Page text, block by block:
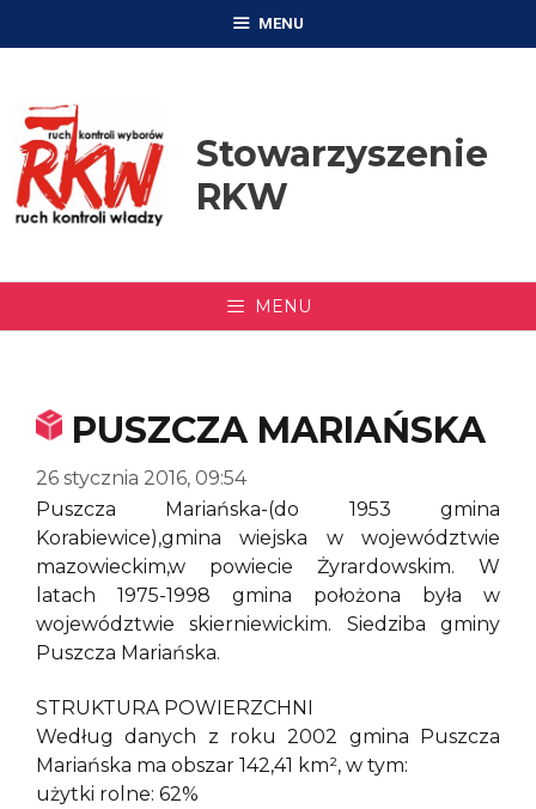
MENU
Stowarzyszenie
RKW
MENU
PUSZCZA MARIAŃSKA
26 stycznia 2016, 09:54
Puszcza Mariańska-(do 1953 gmina
Korabiewice),gmina wiejska w województwie
mazowieckim,w powiecie Żyrardowskim. W
latach 1975-1998 gmina położona była w
województwie skierniewickim. Siedziba gminy
Puszcza Mariańska.
STRUKTURA POWIERZCHNI
Według danych z roku 2002 gmina Puszcza
Mariańska ma obszar 142,41 km², w tym:
użytki rolne: 62%